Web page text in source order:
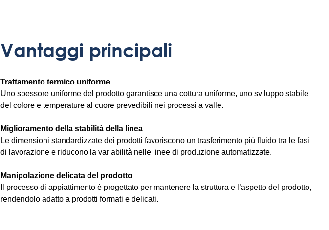
Vantaggi principali
Trattamento termico uniforme
Uno spessore uniforme del prodotto garantisce una cottura uniforme, uno sviluppo stabile
del colore e temperature al cuore prevedibili nei processi a valle.
Miglioramento della stabilità della linea
Le dimensioni standardizzate dei prodotti favoriscono un trasferimento più fluido tra le fasi
di lavorazione e riducono la variabilità nelle linee di produzione automatizzate.
Manipolazione delicata del prodotto
Il processo di appiattimento è progettato per mantenere la struttura e l’aspetto del prodotto,
rendendolo adatto a prodotti formati e delicati.